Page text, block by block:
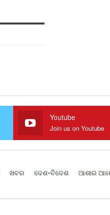
Youtube
Join us on Youtube
ଖବର ଦେଶ-ବିଦେଶ ଆଶାର